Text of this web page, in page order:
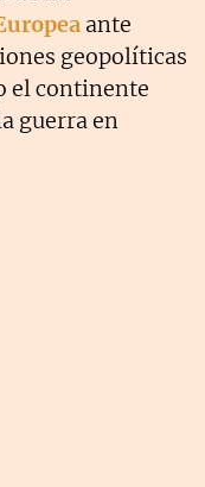
ante
geopolíticas
el continente
guerra en